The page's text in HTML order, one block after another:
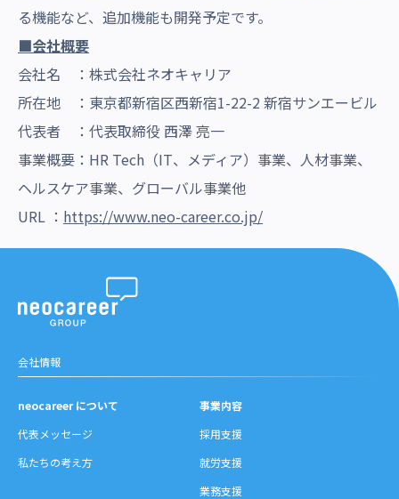
る機能など、追加機能も開発予定です。
■会社概要
会社名 ：株式会社ネオキャリア
所在地 ：東京都新宿区西新宿1-22-2 新宿サンエービル
代表者 ：代表取締役 西澤 亮一
事業概要：HR Tech（IT、メディア）事業、人材事業、
ヘルスケア事業、グローバル事業他
URL ： https://www.neo-career.co.jp/
会社情報
neocareer について
代表メッセージ
私たちの考え方
事業内容
採用支援
就労支援
業務支援